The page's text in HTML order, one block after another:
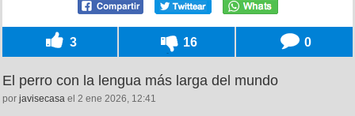
3 16 0
El perro con la lengua más larga del mundo
por javisecasa el 2 ene 2026, 12:41